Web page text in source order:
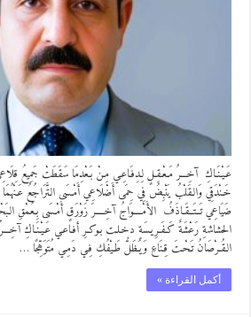
عَـيْـنَـاكِ آخِـــرُ مَـعْـقِـلٍ لِـدِفَـاعِـي مِـنْ بَـعْدِمَا سَقَطَتْ جَمِيعُ
خَـنْدَقِي وَالـقَلْبُ يَنْبِضُ فِي حِمَى أَضْلَاعِي أَمْـسَى الـتَّرَاجُعُ عَـنْهُمَا
ضَيَاعِي تَــتَــقَـاذَفُ الأَمْــــوَاجُ آخِــــرَ زَوْرَقٍ أَمْـسَى بِـعُمْقِ
الحشاشةِ رَعْشَةٌ كَـفَـرِيـسَةٍ دخـلـت بـوكـرِ أفـاعـي عَـيْـنَـاكِ آخِـــرُ
الـقُـرْصَانُ تَـحْـتَ قِـنَاعِ وَيَـظَلُّ طَـيْفُكِ فِـي دَمِـي مُتَوَهِّجًا …
أكمل القراءة »